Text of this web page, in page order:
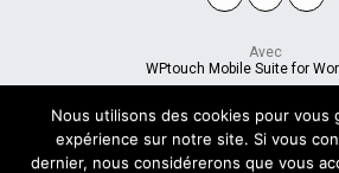
Avec
WPtouch Mobile Suite for
Nous utilisons des cookies pour vous
expérience sur notre site. Si vous
dernier, nous considérerons que vous